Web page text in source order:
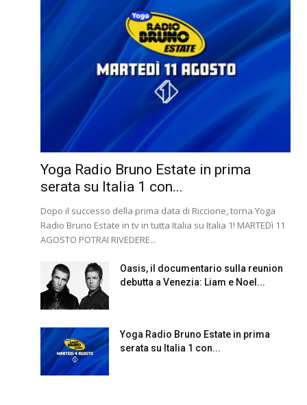
Yoga Radio Bruno Estate in prima
serata su Italia 1 con...
Dopo il successo della prima data di Riccione, torna Yoga
Radio Bruno Estate in tv in tutta Italia su Italia 1! MARTEDì 11
AGOSTO POTRAI RIVEDERE...
Oasis, il documentario sulla reunion
debutta a Venezia: Liam e Noel...
Yoga Radio Bruno Estate in prima
serata su Italia 1 con...